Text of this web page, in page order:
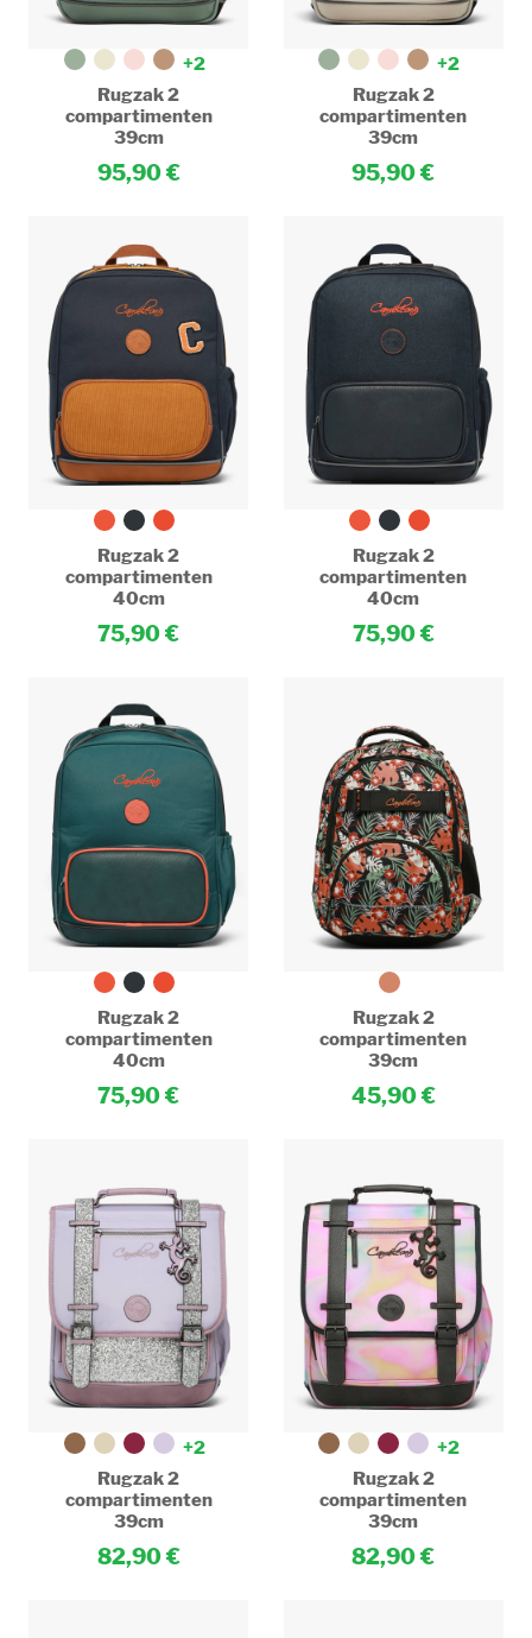
+2
Rugzak 2
compartimenten
39cm
95,90
+2
Rugzak 2
compartimenten
39cm
95,90
Rugzak 2
compartimenten
40cm
75,90
Rugzak 2
compartimenten
40cm
75,90
Rugzak 2
compartimenten
40cm
75,90
Rugzak 2
compartimenten
39cm
45,90
+2
Rugzak 2
compartimenten
39cm
82,90
+2
Rugzak 2
compartimenten
39cm
82,90